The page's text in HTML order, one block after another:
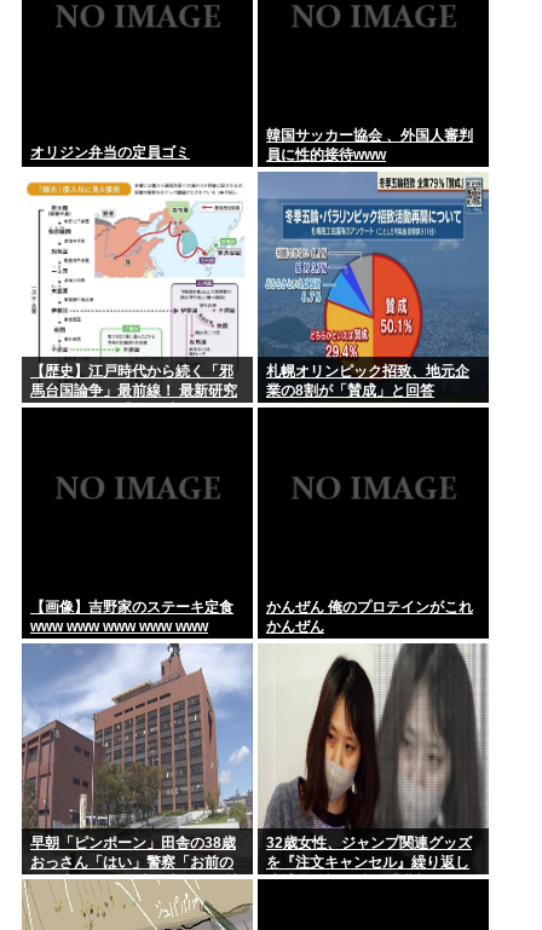
NISA民、『オルカン』『S&P500』『NASDAQ100』し...
オリジン弁当の定員ゴミ
韓国サッカー協会 、外国人審判
員に性的接待www
【歴史】江戸時代から続く「邪
馬台国論争」最前線！ 最新研究
で見えてきた「卑弥呼の国」の
札幌オリンピック招致、地元企
業の8割が「賛成」と回答
【画像】吉野家のステーキ定食
www www www www www
かんぜん 俺のプロテインがこれ
かんぜん
早朝「ピンポーン」田舎の38歳
おっさん「はい」警察「お前の
PCを調べる」全米行方不明・被
児童搾取センターからの通報に
より児ホ゜画像を発見、逮捕
32歳女性、ジャンプ関連グッズ
を『注文キャンセル』繰り返し
逮捕。総額43億。「購入した気